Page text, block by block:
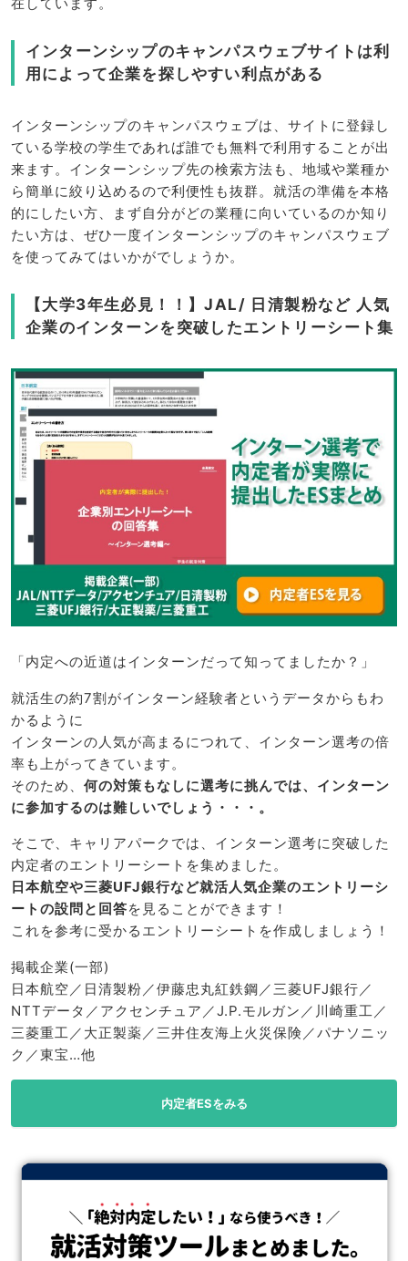
在しています。
インターンシップのキャンパスウェブサイトは利
用によって企業を探しやすい利点がある
インターンシップのキャンパスウェブは、サイトに登録し
ている学校の学生であれば誰でも無料で利用することが出
来ます。インターンシップ先の検索方法も、地域や業種か
ら簡単に絞り込めるので利便性も抜群。就活の準備を本格
的にしたい方、まず自分がどの業種に向いているのか知り
たい方は、ぜひ一度インターンシップのキャンパスウェブ
を使ってみてはいかがでしょうか。
【大学3年生必見！！】JAL/ 日清製粉など 人気
企業のインターンを突破したエントリーシート集
「内定への近道はインターンだって知ってましたか？」
就活生の約7割がインターン経験者というデータからもわ
かるように
インターンの人気が高まるにつれて、インターン選考の倍
率も上がってきています。
そのため、 何の対策もなしに選考に挑んでは、インターン
に参加するのは難しいでしょう・・・。
そこで、キャリアパークでは、インターン選考に突破した
内定者のエントリーシートを集めました。
日本航空や三菱UFJ銀行など就活人気企業のエントリーシ
ートの設問と回答を見ることができます！
これを参考に受かるエントリーシートを作成しましょう！
掲載企業(一部)
日本航空／日清製粉／伊藤忠丸紅鉄鋼／三菱UFJ銀行／
NTTデータ／アクセンチュア／J.P.モルガン／川崎重工／
三菱重工／大正製薬／三井住友海上火災保険／パナソニッ
ク／東宝…他
内定者ESをみる